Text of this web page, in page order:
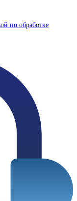
по обработке